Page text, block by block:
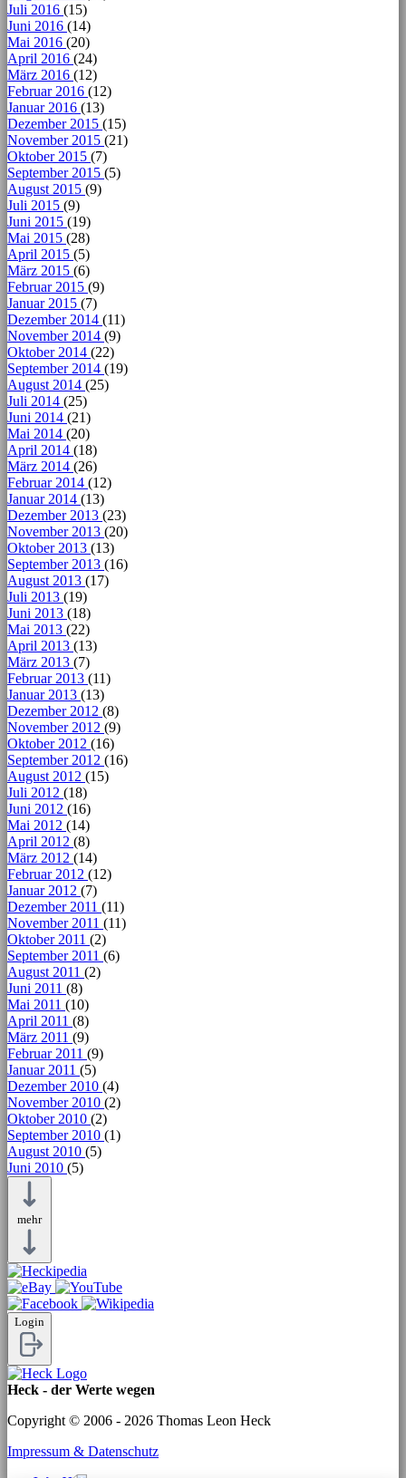
Juli 2016 (15)
Juni 2016 (14)
Mai 2016 (20)
April 2016 (24)
März 2016 (12)
Februar 2016 (12)
Januar 2016 (13)
Dezember 2015 (15)
November 2015 (21)
Oktober 2015 (7)
September 2015 (5)
August 2015 (9)
Juli 2015 (9)
Juni 2015 (19)
Mai 2015 (28)
April 2015 (5)
März 2015 (6)
Februar 2015 (9)
Januar 2015 (7)
Dezember 2014 (11)
November 2014 (9)
Oktober 2014 (22)
September 2014 (19)
August 2014 (25)
Juli 2014 (25)
Juni 2014 (21)
Mai 2014 (20)
April 2014 (18)
März 2014 (26)
Februar 2014 (12)
Januar 2014 (13)
Dezember 2013 (23)
November 2013 (20)
Oktober 2013 (13)
September 2013 (16)
August 2013 (17)
Juli 2013 (19)
Juni 2013 (18)
Mai 2013 (22)
April 2013 (13)
März 2013 (7)
Februar 2013 (11)
Januar 2013 (13)
Dezember 2012 (8)
November 2012 (9)
Oktober 2012 (16)
September 2012 (16)
August 2012 (15)
Juli 2012 (18)
Juni 2012 (16)
Mai 2012 (14)
April 2012 (8)
März 2012 (14)
Februar 2012 (12)
Januar 2012 (7)
Dezember 2011 (11)
November 2011 (11)
Oktober 2011 (2)
September 2011 (6)
August 2011 (2)
Juni 2011 (8)
Mai 2011 (10)
April 2011 (8)
März 2011 (9)
Februar 2011 (9)
Januar 2011 (5)
Dezember 2010 (4)
November 2010 (2)
Oktober 2010 (2)
September 2010 (1)
August 2010 (5)
Juni 2010 (5)
mehr
Login
Heck - der Werte wegen
Copyright © 2006 - 2026 Thomas Leon Heck
Impressum & Datenschutz